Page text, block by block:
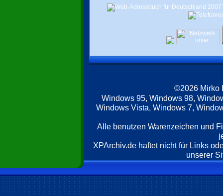
©2026 Mirko
Windows 95, Windows 98,
Windows Vista, Windows 7,
Alle benutzen Warenzeichen und
XPArchiv.de haftet nicht für Links
unserer